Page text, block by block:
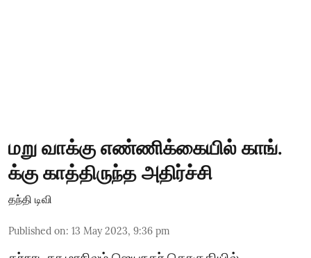
மறு வாக்கு எண்ணிக்கையில் காங்.
க்கு காத்திருந்த அதிர்ச்சி
தந்தி டிவி
Published on: 13 May 2023, 9:36 pm